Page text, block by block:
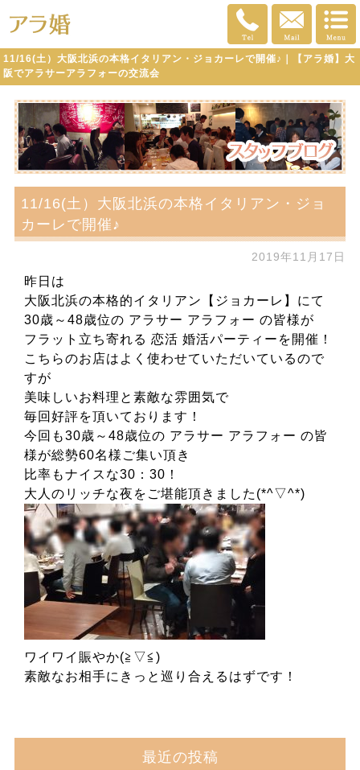
11/16(土）大阪北浜の本格イタリアン・ジョカーレで開催♪｜【アラ婚】大
阪でアラサーアラフォーの交流会
11/16(土）大阪北浜の本格イタリアン・ジョ
カーレで開催♪
2019年11月17日
昨日は
大阪北浜の本格的イタリアン【ジョカーレ】にて
30歳～48歳位の アラサー アラフォー の皆様が
フラット立ち寄れる 恋活 婚活パーティーを開催！
こちらのお店はよく使わせていただいているので
すが
美味しいお料理と素敵な雰囲気で
毎回好評を頂いております！
今回も30歳～48歳位の アラサー アラフォー の皆
様が総勢60名様ご集い頂き
比率もナイスな30：30！
大人のリッチな夜をご堪能頂きました(*^▽^*)
ワイワイ賑やか(≧▽≦)
素敵なお相手にきっと巡り合えるはずです！
最近の投稿